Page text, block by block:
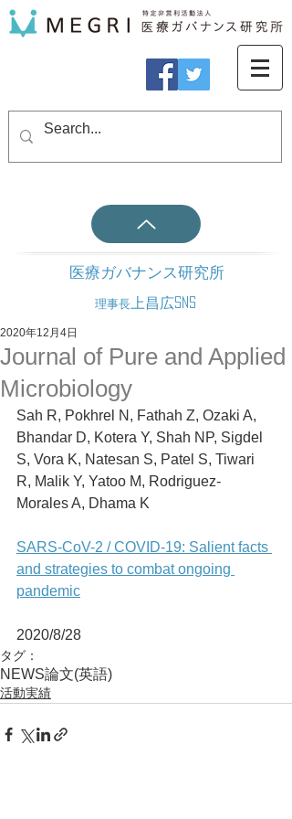
医療ガバナンス研究所
理事長 上昌広SNS
Journal of Pure and Applied
Microbiology
2020年12月4日
Sah R, Pokhrel N, Fathah Z, Ozaki A,
Bhandar D, Kotera Y, Shah NP, Sigdel
S, Vora K, Natesan S, Patel S, Tiwari
R, Malik Y, Yatoo M, Rodriguez-
Morales A, Dhama K
SARS-CoV-2 / COVID-19: Salient facts
and strategies to combat ongoing
pandemic
タグ：
NEWS論文(英語)
活動実績